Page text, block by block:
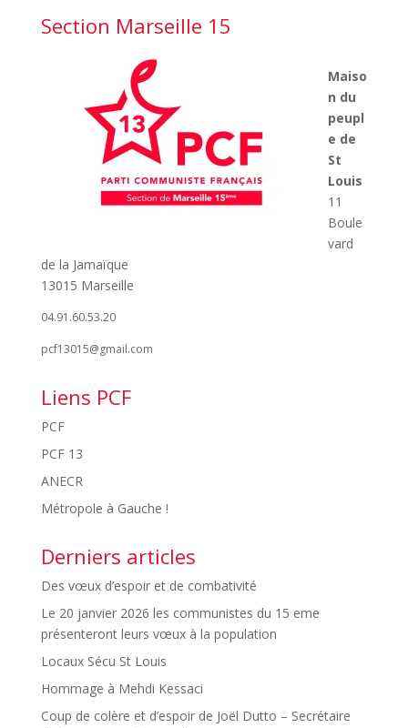
Section Marseille 15
Maiso
n du
peupl
e de
St
Louis
11
Boule
vard
de la Jamaïque
13015 Marseille
04.91.60.53.20
pcf13015@gmail.com
Liens PCF
PCF
PCF 13
ANECR
Métropole à Gauche !
Derniers articles
Des vœux d’espoir et de combativité
Le 20 janvier 2026 les communistes du 15 eme
présenteront leurs vœux à la population
Locaux Sécu St Louis
Hommage à Mehdi Kessaci
Coup de colère et d’espoir de Joël Dutto – Secrétaire